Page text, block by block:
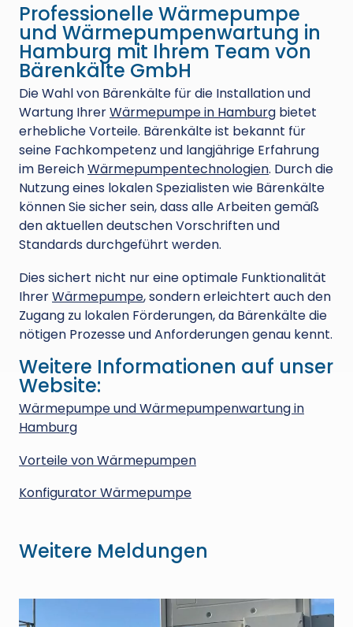
Professionelle Wärmepumpe
und Wärmepumpenwartung in
Hamburg mit Ihrem Team von
Bärenkälte GmbH
Die Wahl von Bärenkälte für die Installation und
Wartung IhrerWärmepumpe in Hamburg bietet
erhebliche Vorteile. Bärenkälte ist bekannt für
seine Fachkompetenz und langjährige Erfahrung
im BereichWärmepumpentechnologien. Durch die
Nutzung eines lokalen Spezialisten wie Bärenkälte
können Sie sicher sein, dass alle Arbeiten gemäß
den aktuellen deutschen Vorschriften und
Standards durchgeführt werden.
Dies sichert nicht nur eine optimale Funktionalität
IhrerWärmepumpe, sondern erleichtert auch den
Zugang zu lokalen Förderungen, da Bärenkälte die
nötigen Prozesse und Anforderungen genau kennt.
Weitere Informationen auf unser
Website:
Wärmepumpe und Wärmepumpenwartung in
Hamburg
Vorteile von Wärmepumpen
Konfigurator Wärmepumpe
Weitere Meldungen